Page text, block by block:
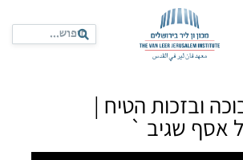
ובזכות הטיח |
אסף שגיב `